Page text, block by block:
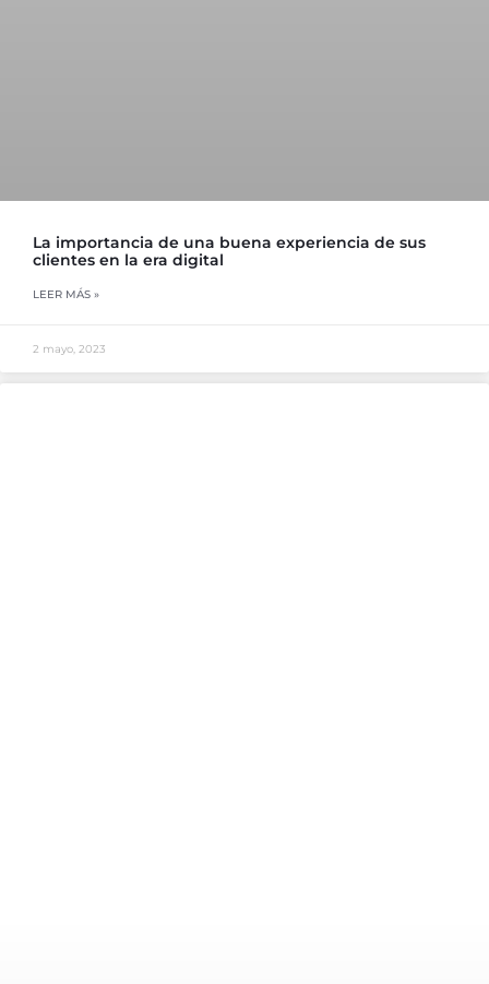
La importancia de una buena experiencia de sus
clientes en la era digital
LEER MÁS »
2 mayo, 2023